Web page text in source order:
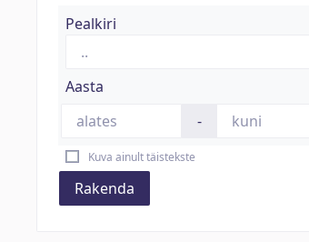
Pealkiri
Aasta
-
Kuva ainult täistekste
Rakenda